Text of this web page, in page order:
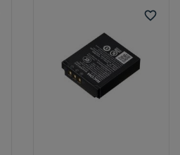
favorite_border